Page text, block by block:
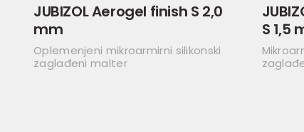
JUBIZOL Aerogel finish S 2,0
mm
Oplemenjeni mikroarmirni silikonski
zaglađeni malter
S 1,5